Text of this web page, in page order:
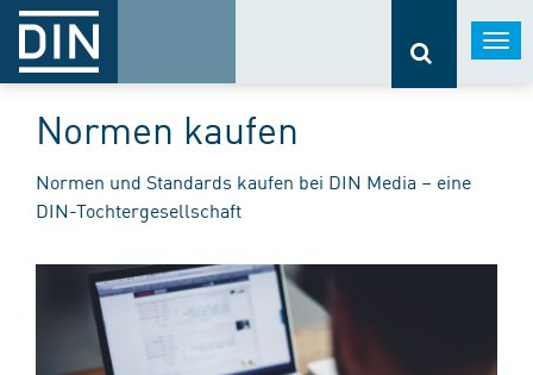
Normen kaufen
Normen und Standards kaufen bei DIN Media – eine
DIN-Tochtergesellschaft